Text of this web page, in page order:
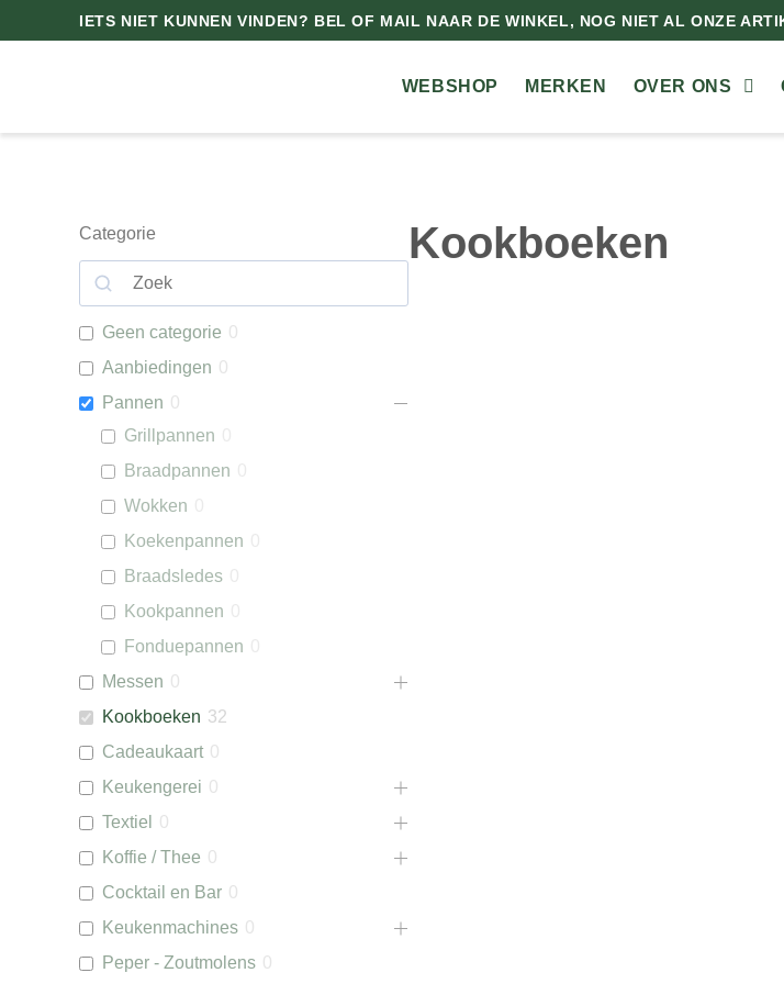
IETS NIET KUNNEN VINDEN? BEL OF MAIL NAAR DE WINKEL, NOG NIET AL ONZE
WEBSHOP MERKEN OVER ONS
Categorie
Geen categorie 0
Aanbiedingen 0
Pannen 0
Grillpannen
Braadpannen
Wokken
Koekenpannen
Braadsledes
Kookpannen
Fonduepannen
Messen 0
Kookboeken 32
Cadeaukaart 0
Keukengerei 0
Textiel
0
Koffie / Thee 0
Cocktail en Bar 0
Keukenmachines 0
Peper - Zoutmolens 0
Kookboeken